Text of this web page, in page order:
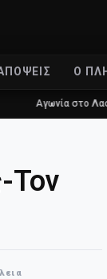
Ο
στο Λασίθι:
Τον